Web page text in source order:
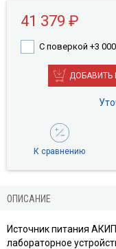
41 379 ₽
С поверкой +3 000
ДОБАВИТЬ
К сравнению
ОПИСАНИЕ
Источник питания
лабораторное